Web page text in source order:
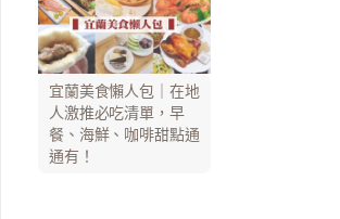
宜蘭美食懶人包｜在地
人激推必吃清單，早
餐、海鮮、咖啡甜點通
通有！